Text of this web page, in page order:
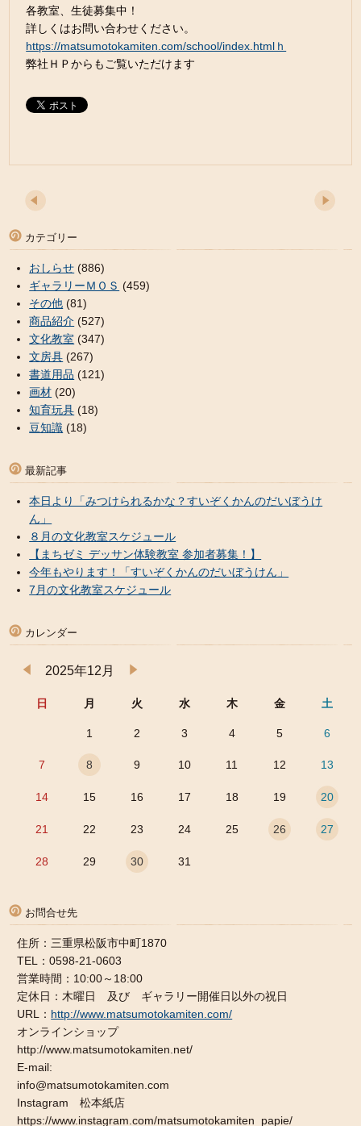
各教室、生徒募集中！
詳しくはお問い合わせください。
https://matsumotokamiten.com/school/index.htmlｈ
弊社ＨＰからもご覧いただけます
カテゴリー
おしらせ (886)
ギャラリーＭＯＳ (459)
その他 (81)
商品紹介 (527)
文化教室 (347)
文房具 (267)
書道用品 (121)
画材 (20)
知育玩具 (18)
豆知識 (18)
最新記事
本日より「みつけられるかな？すいぞくかんのだいぼうけ
ん」
８月の文化教室スケジュール
【まちゼミ デッサン体験教室 参加者募集！】
今年もやります！「すいぞくかんのだいぼうけん」
7月の文化教室スケジュール
カレンダー
2025年12月
日 月 火 水 木 金 土
1 2 3 4 5 6
7 8 9 10 11 12 13
14 15 16 17 18 19 20
21 22 23 24 25 26 27
28 29 30 31
お問合せ先
住所：三重県松阪市中町1870
TEL：0598-21-0603
営業時間：10:00～18:00
定休日：木曜日 及び ギャラリー開催日以外の祝日
URL： http://www.matsumotokamiten.com/
オンラインショップ
http://www.matsumotokamiten.net/
E-mail:
info@matsumotokamiten.com
Instagram 松本紙店
https://www.instagram.com/matsumotokamiten_papie/